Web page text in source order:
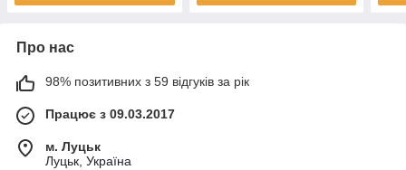
Про нас
98% позитивних з 59 відгуків за рік
Працює з 09.03.2017
м. Луцьк
Луцьк, Україна